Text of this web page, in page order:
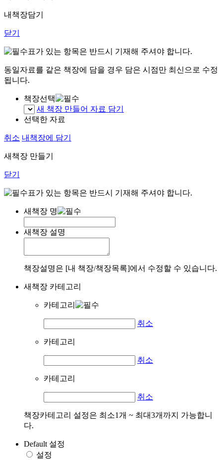
내책장담기
닫기
표가 있는 항목은 반드시 기재해 주셔야 합니다.
동일자료를 같은 책장에 담을 경우 담은 시점만 최신으로 수정
됩니다.
책장선택
새 책장 만들어 자료 담기
선택한 자료
취소 내책장에 담기
새책장 만들기
닫기
표가 있는 항목은 반드시 기재해 주셔야 합니다.
새책장 명
새책장 설명
책장설명은 [내 책장/책장목록]에서 수정할 수 있습니다.
새책장 카테고리
카테고리
취소
카테고리
취소
카테고리
취소
책장카테고리 설정은 최소1개 ~ 최대3개까지 가능합니
다.
Default 설정
설정